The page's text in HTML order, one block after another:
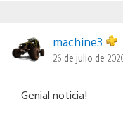
machine3
26 de julio de
Genial noticia!